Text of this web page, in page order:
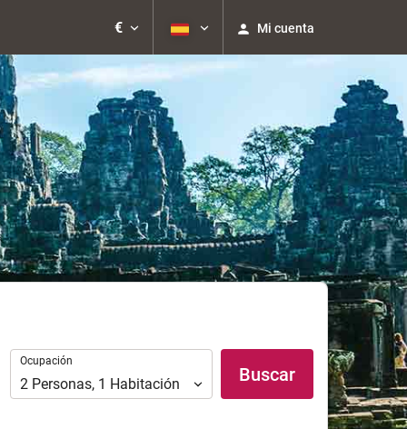
€ Mi cuenta
Ocupación
Ocupación
2 Personas, 1 Habitación Buscar